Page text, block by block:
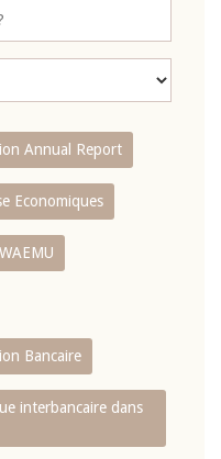
Annual Report
Economiques
Bancaire
interbancaire dans